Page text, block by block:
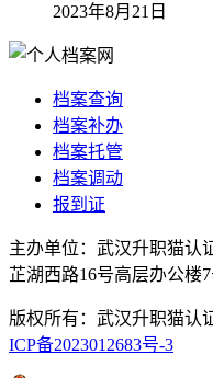
2023年8月21日
档案查询
档案补办
档案托管
档案调动
报到证
主办单位：武汉升职猫
芷湖西路16号高层办公
版权所有：武汉升职
ICP备2023012683号-3